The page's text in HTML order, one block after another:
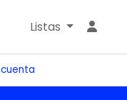
Listas